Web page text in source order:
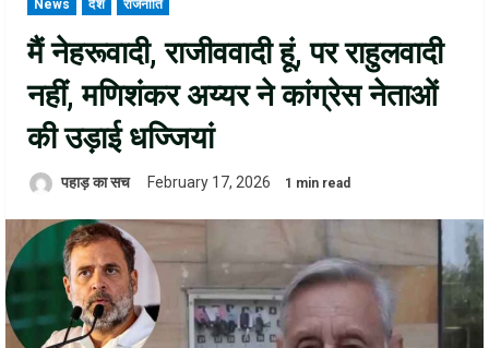
News देश राजनीति
मैं नेहरूवादी, राजीववादी हूं, पर राहुलवादी
नहीं, मणिशंकर अय्यर ने कांग्रेस नेताओं
की उड़ाई धज्जियां
पहाड़ का सच February 17, 2026 1 min read